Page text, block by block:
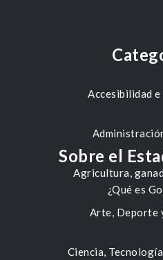
Accesibilidad
Agricultura,
Arte, Deporte
Ciencia,
Sobre el
¿Qué es